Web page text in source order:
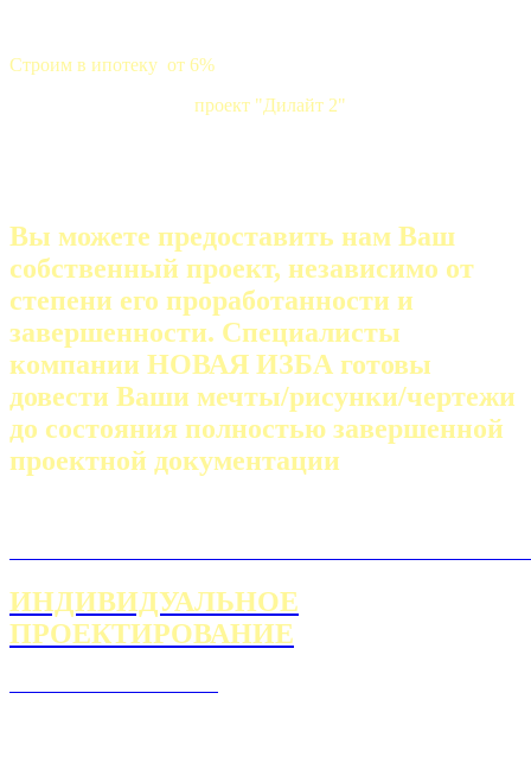
Строим в ипотеку от 6%
проект "Дилайт 2"
Вы можете предоставить нам Ваш
собственный проект, независимо от
степени его проработанности и
завершенности. Специалисты
компании НОВАЯ ИЗБА готовы
довести Ваши мечты/рисунки/чертежи
до состояния полностью завершенной
проектной документации
ИНДИВИДУАЛЬНОЕ
ПРОЕКТИРОВАНИЕ